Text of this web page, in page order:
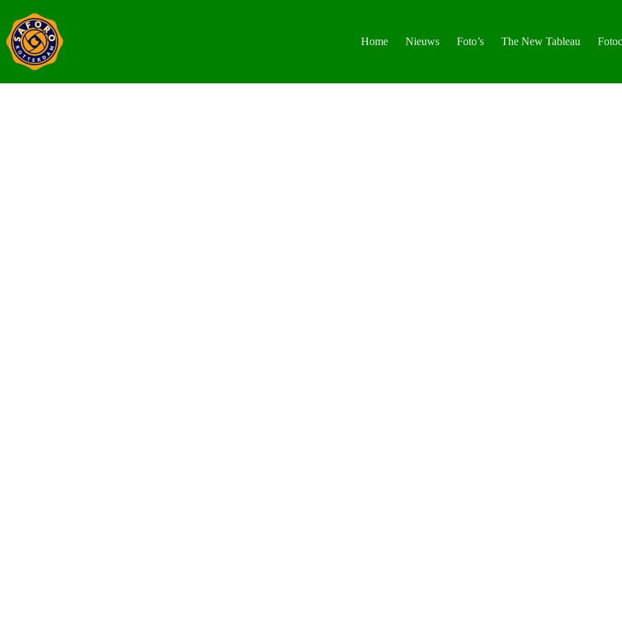
Home Nieuws Foto’s The New Tableau